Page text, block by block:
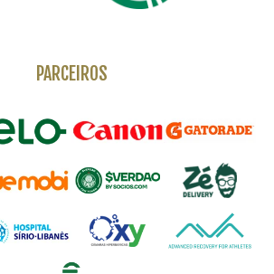
PARCEIROS